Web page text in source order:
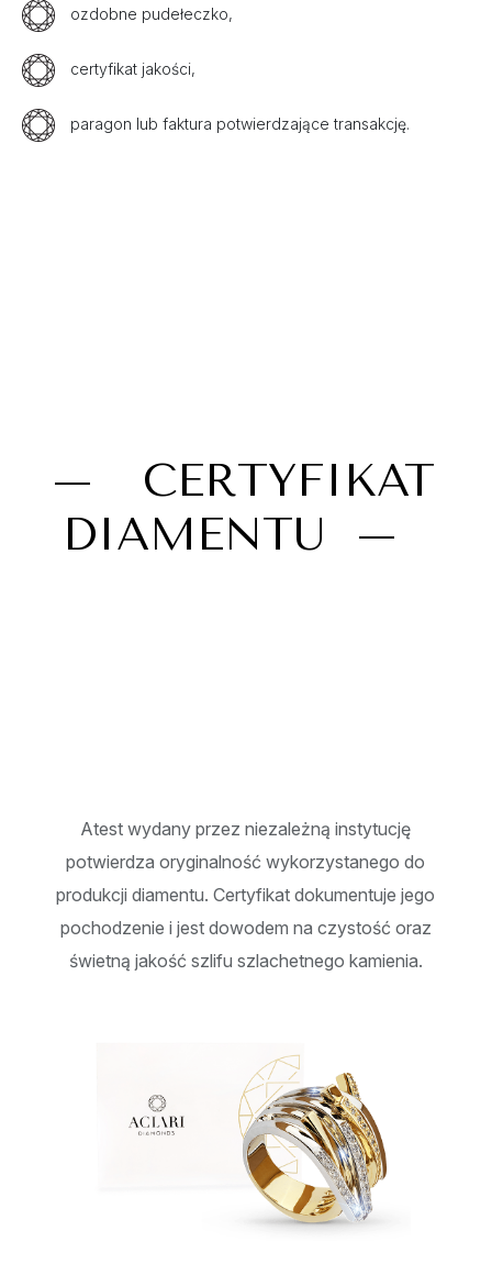
ozdobne pudełeczko,
certyfikat jakości,
paragon lub faktura potwierdzające transakcję.
CERTYFIKAT
DIAMENTU
Atest wydany przez niezależną instytucję
potwierdza oryginalność wykorzystanego do
produkcji diamentu. Certyfikat dokumentuje jego
pochodzenie i jest dowodem na czystość oraz
świetną jakość szlifu szlachetnego kamienia.